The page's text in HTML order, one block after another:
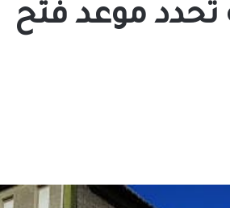
تُحدد موعد فتح